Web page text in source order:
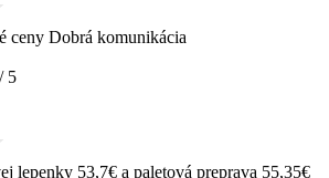
ceny Dobrá komunikácia
/ 5
lepenky 53,7€ a paletová preprava 55,35€